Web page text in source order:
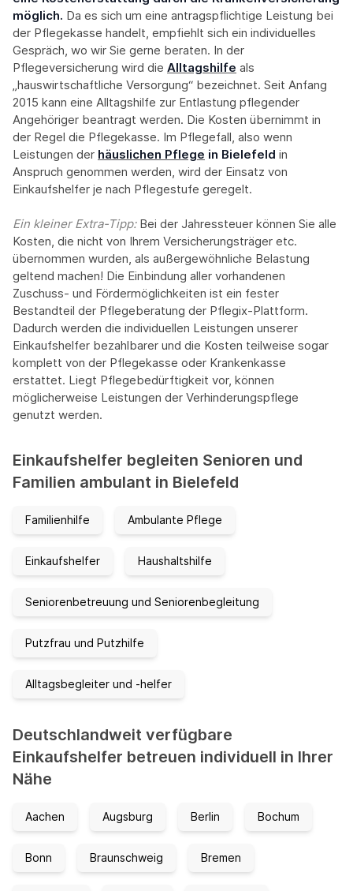
möglich. Da es sich um eine antragspflichtige Leistung bei
der Pflegekasse handelt, empfiehlt sich ein individuelles
Gespräch, wo wir Sie gerne beraten. In der
Pflegeversicherung wird die Alltagshilfe als
„hauswirtschaftliche Versorgung“ bezeichnet. Seit Anfang
2015 kann eine Alltagshilfe zur Entlastung pflegender
Angehöriger beantragt werden. Die Kosten übernimmt in
der Regel die Pflegekasse. Im Pflegefall, also wenn
Leistungen der häuslichen Pflege in Bielefeld in
Anspruch genommen werden, wird der Einsatz von
Einkaufshelfer je nach Pflegestufe geregelt.
Ein kleiner Extra-Tipp:‍ Bei der Jahressteuer können Sie alle
Kosten, die nicht von Ihrem Versicherungsträger etc.
übernommen wurden, als außergewöhnliche Belastung
geltend machen! Die Einbindung aller vorhandenen
Zuschuss- und Fördermöglichkeiten ist ein fester
Bestandteil der Pflegeberatung der Pflegix-Plattform.
Dadurch werden die individuellen Leistungen unserer
Einkaufshelfer bezahlbarer und die Kosten teilweise sogar
komplett von der Pflegekasse oder Krankenkasse
erstattet. Liegt Pflegebedürftigkeit vor, können
möglicherweise Leistungen der Verhinderungspflege
genutzt werden.
Einkaufshelfer begleiten Senioren und
Familien ambulant in Bielefeld
Familienhilfe Ambulante Pflege
Einkaufshelfer Haushaltshilfe
Seniorenbetreuung und Seniorenbegleitung
Putzfrau und Putzhilfe
Alltagsbegleiter und -helfer
Deutschlandweit verfügbare
Einkaufshelfer betreuen individuell in Ihrer
Nähe
Aachen Augsburg Berlin Bochum
Bonn Braunschweig Bremen